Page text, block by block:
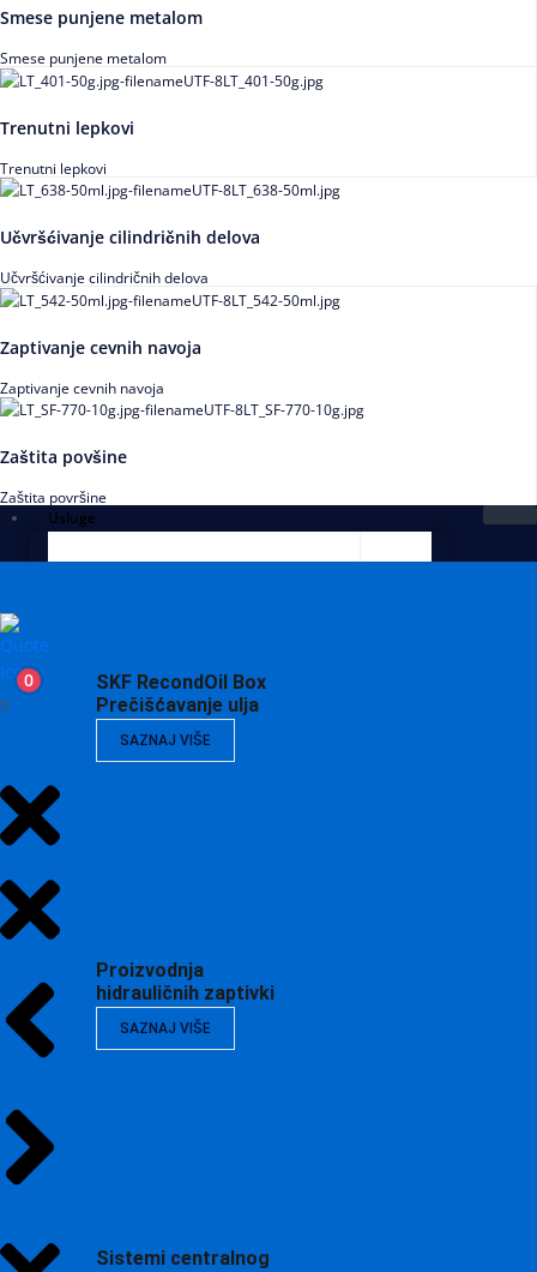
Smese punjene metalom
Smese punjene metalom
Trenutni lepkovi
Trenutni lepkovi
Učvršćivanje cilindričnih delova
Učvršćivanje cilindričnih delova
Zaptivanje cevnih navoja
Zaptivanje cevnih navoja
Zaštita povšine
Zaštita površine
Usluge
SKF RecondOil Box
Prečišćavanje ulja
SAZNAJ VIŠE
Proizvodnja
hidrauličnih zaptivki
SAZNAJ VIŠE
Sistemi centralnog
0
X